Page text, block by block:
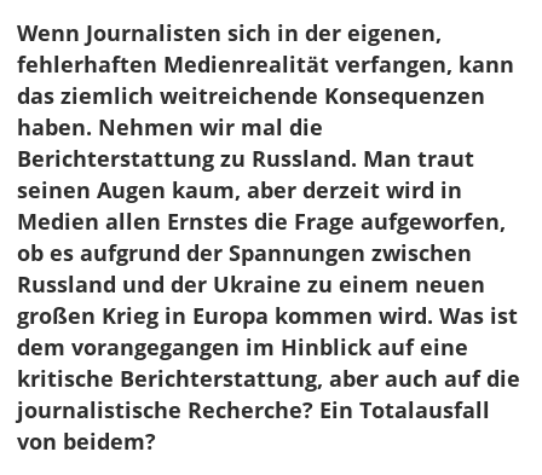
Wenn Journalisten sich in der eigenen,
fehlerhaften Medienrealität verfangen, kann
das ziemlich weitreichende Konsequenzen
haben. Nehmen wir mal die
Berichterstattung zu Russland. Man traut
seinen Augen kaum, aber derzeit wird in
Medien allen Ernstes die Frage aufgeworfen,
ob es aufgrund der Spannungen zwischen
Russland und der Ukraine zu einem neuen
großen Krieg in Europa kommen wird. Was ist
dem vorangegangen im Hinblick auf eine
kritische Berichterstattung, aber auch auf die
journalistische Recherche? Ein Totalausfall
von beidem?